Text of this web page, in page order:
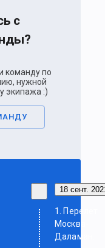
с
команду по
нужной
экипажа :)
18 сент.
1. Перелет
Москва-
Даламан.